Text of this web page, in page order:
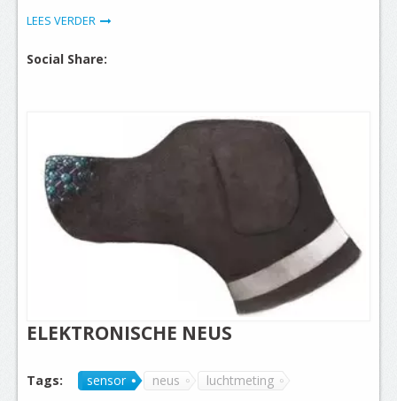
LEES VERDER
Social Share:
ELEKTRONISCHE NEUS
Tags: sensor neus luchtmeting